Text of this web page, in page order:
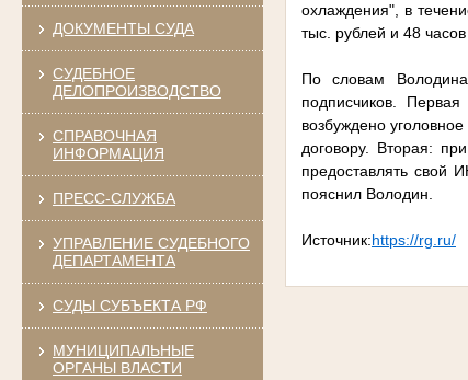
ДОКУМЕНТЫ СУДА
СУДЕБНОЕ
ДЕЛОПРОИЗВОДСТВО
СПРАВОЧНАЯ
ИНФОРМАЦИЯ
ПРЕСС-СЛУЖБА
УПРАВЛЕНИЕ СУДЕБНОГО
ДЕПАРТАМЕНТА
СУДЫ СУБЪЕКТА РФ
МУНИЦИПАЛЬНЫЕ
ОРГАНЫ ВЛАСТИ
охлаждения", в
тыс. рублей и 48
По словам
подписчиков.
возбуждено
договору. Вторая:
предоставлять свой
пояснил Володин.
Источник:https://rg.ru/